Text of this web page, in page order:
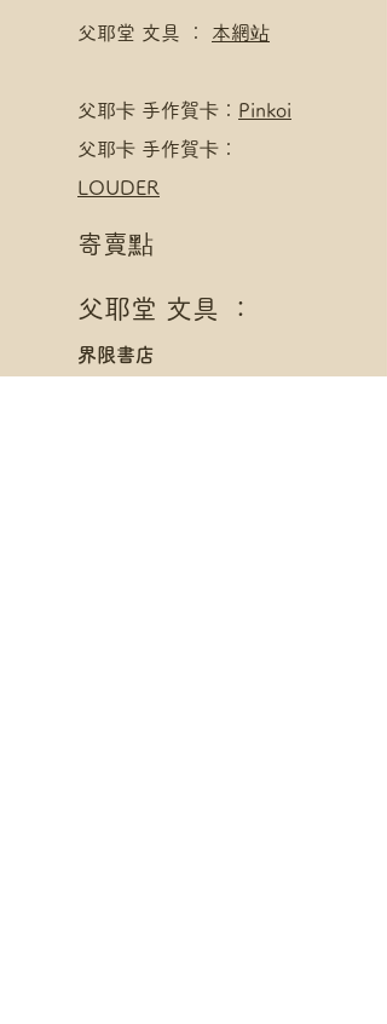
父耶堂 文具 ： 本網站
​父耶卡 手作賀卡： Pinkoi
父耶卡 手作賀卡：
LOUDER
寄賣點
父耶堂 文具 ：
界限書店